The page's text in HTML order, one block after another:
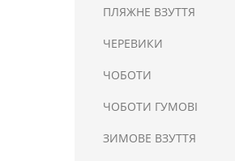
ПЛЯЖНЕ ВЗУТТЯ
ЧЕРЕВИКИ
ЧОБОТИ
ЧОБОТИ ГУМОВІ
ЗИМОВЕ ВЗУТТЯ